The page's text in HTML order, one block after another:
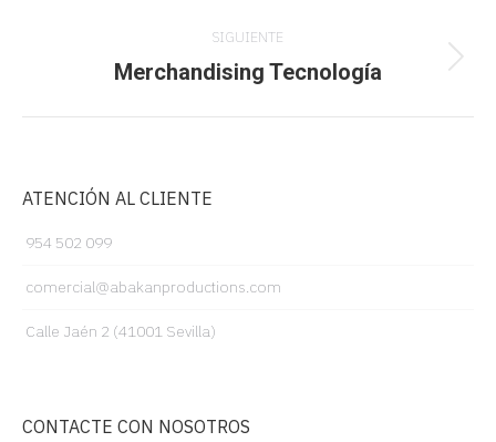
SIGUIENTE
Proyecto
Merchandising Tecnología
ATENCIÓN AL CLIENTE
954 502 099
comercial@abakanproductions.com
Calle Jaén 2 (41001 Sevilla)
CONTACTE CON NOSOTROS